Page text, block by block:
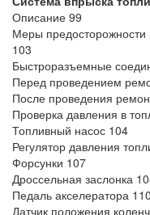
Описание 99
Меры предосторожности
103
Быстроразъемные
Перед проведением
После проведения
Проверка давления в
Топливный насос 104
Регулятор давления
Форсунки 107
Дроссельная заслонка
Педаль акселератора 110
Датчик положения